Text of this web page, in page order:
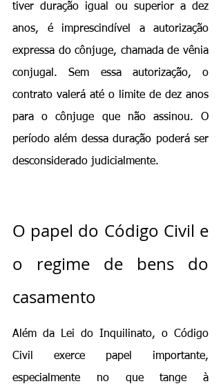
tiver duração igual ou superior a dez
anos, é imprescindível a autorização
expressa do cônjuge, chamada de vênia
conjugal. Sem essa autorização, o
contrato valerá até o limite de dez anos
para o cônjuge que não assinou. O
período além dessa duração poderá ser
desconsiderado judicialmente.
O papel do Código Civil e
o regime de bens do
casamento
Além da Lei do Inquilinato, o Código
Civil exerce papel importante,
especialmente no que tange à